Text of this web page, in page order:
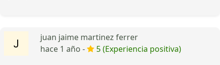
juan jaime martinez ferrer
hace 1 año -
5 (Experiencia positiva)